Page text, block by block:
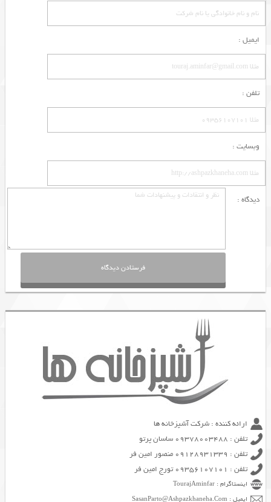
ایمیل :
تلفن :
وبسایت :
دیدگاه :
ارائه کننده : شرکت آشپزخانه ها
تلفن : 09378003488 ساسان پرتو
تلفن : 09128931339 منصور امین فر
تلفن : 09356107101 تورج امین فر
اینستاگرام : TourajAminfar
ایمیل : SasanParto@Ashpazkhaneha.Com